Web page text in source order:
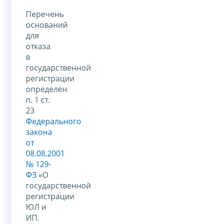
Перечень
оснований
для
отказа
в
государственной
регистрации
определен
п. 1 ст.
23
Федерального
закона
от
08.08.2001
№ 129-
ФЗ «О
государственной
регистрации
ЮЛ и
ИП.